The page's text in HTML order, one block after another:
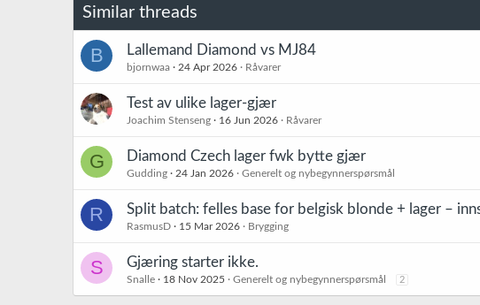
e
r
Similar threads
B Lallemand Diamond vs MJ84
bjornwaa 24 Apr 2026 Råvarer
Test av ulike lager-gjær
Joachim Stenseng 16 Jun 2026 Råvarer
G Diamond Czech lager fwk bytte gjær
Gudding 24 Jan 2026 Generelt og nybegynnerspørsmål
R Split batch: felles base for belgisk blonde + lager –
RasmusD 15 Mar 2026 Brygging
S Gjæring starter ikke.
Snalle 18 Nov 2025 Generelt og nybegynnerspørsmål 2